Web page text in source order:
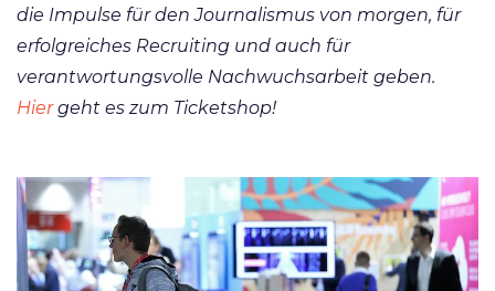
die Impulse für den Journalismus von morgen, für
erfolgreiches Recruiting und auch für
verantwortungsvolle Nachwuchsarbeit geben.
Hiergeht es zum Ticketshop!